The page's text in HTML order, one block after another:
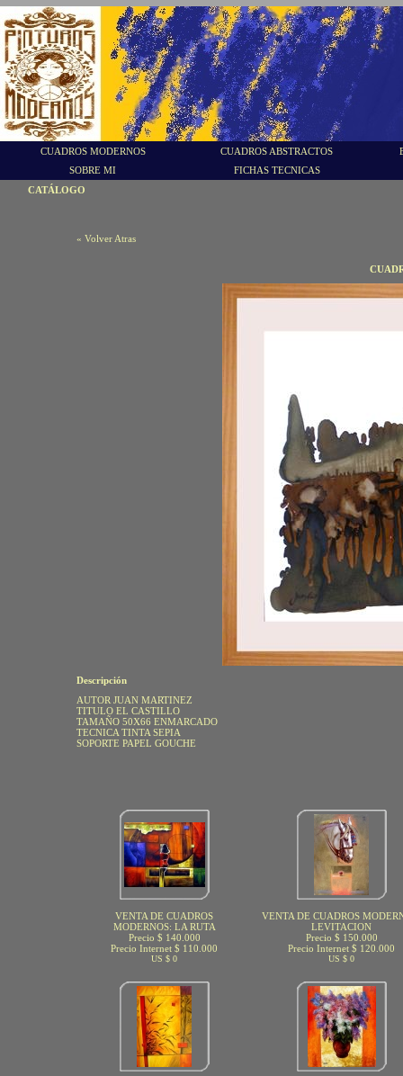
CUADROS MODERNOS CUADROS ABSTRACTOS
SOBRE MI
FICHAS TECNICAS
CATÁLOGO
« Volver Atras
Descripción
AUTOR JUAN MARTINEZ
TITULO EL CASTILLO
TAMAÑO 50X66 ENMARCADO
TECNICA TINTA SEPIA
SOPORTE PAPEL GOUCHE
VENTA DE CUADROS
MODERNOS: LA RUTA
Precio $ 140.000
Precio Internet $ 110.000
US $ 0
VENTA DE CUADROS
LEVITACION
Precio $ 150.000
Precio Internet $ 120.000
US $ 0